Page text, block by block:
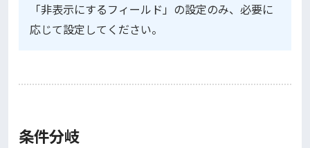
「非表示にするフィールド」の設定のみ、必要に
応じて設定してください。
条件分岐